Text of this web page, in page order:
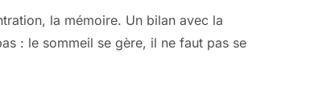
la mémoire. Un bilan avec la
: le sommeil se gère, il ne faut pas se